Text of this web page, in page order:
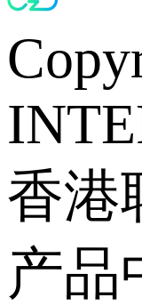
香港
产品